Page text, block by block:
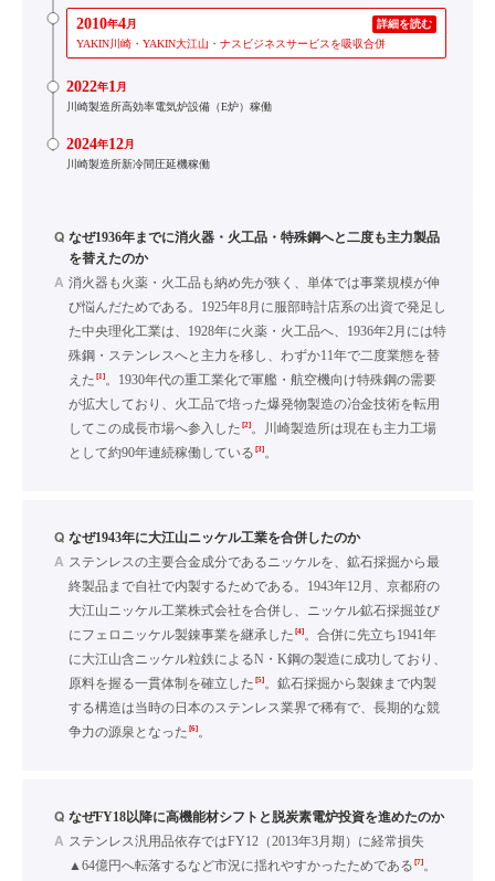
2010年4月
詳細を読む
YAKIN川崎・YAKIN大江山・ナスビジネスサービスを吸収合併
2022年1月
川崎製造所高効率電気炉設備（E炉）稼働
2024年12月
川崎製造所新冷間圧延機稼働
Q なぜ1936年までに消火器・火工品・特殊鋼へと二度も主力製品
を替えたのか
A 消火器も火薬・火工品も納め先が狭く、単体では事業規模が伸
び悩んだためである。1925年8月に服部時計店系の出資で発足し
た中央理化工業は、1928年に火薬・火工品へ、1936年2月には特
殊鋼・ステンレスへと主力を移し、わずか11年で二度業態を替
えた [1]。1930年代の重工業化で軍艦・航空機向け特殊鋼の需要
が拡大しており、火工品で培った爆発物製造の冶金技術を転用
してこの成長市場へ参入した [2]。川崎製造所は現在も主力工場
として約90年連続稼働している [3]。
Q なぜ1943年に大江山ニッケル工業を合併したのか
A ステンレスの主要合金成分であるニッケルを、鉱石採掘から最
終製品まで自社で内製するためである。1943年12月、京都府の
大江山ニッケル工業株式会社を合併し、ニッケル鉱石採掘並び
にフェロニッケル製錬事業を継承した [4]。合併に先立ち1941年
に大江山含ニッケル粒鉄によるN・K鋼の製造に成功しており、
原料を握る一貫体制を確立した [5]。鉱石採掘から製錬まで内製
する構造は当時の日本のステンレス業界で稀有で、長期的な競
争力の源泉となった [6]。
Q なぜFY18以降に高機能材シフトと脱炭素電炉投資を進めたのか
A ステンレス汎用品依存ではFY12（2013年3月期）に経常損失
▲64億円へ転落するなど市況に揺れやすかったためである [7]。